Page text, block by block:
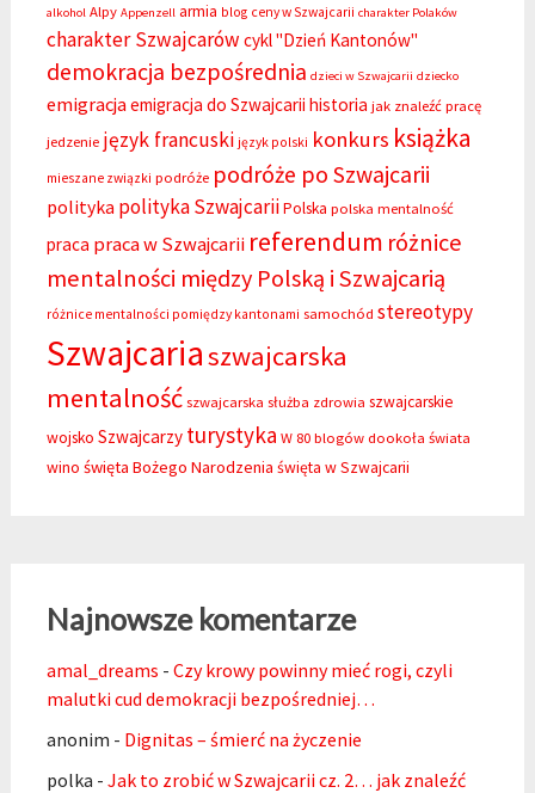
alkohol Alpy Appenzell armia blog ceny w Szwajcarii charakter Polaków
charakter Szwajcarów cykl "Dzień Kantonów"
demokracja bezpośrednia dzieci w Szwajcarii dziecko
emigracjaemigracja do Szwajcarii historia jak znaleźć pracę
jedzenie język francuski język polski konkurs książka
mieszane związki podróże podróże po Szwajcarii
polityka polityka SzwajcariiPolska polska mentalność
praca praca w Szwajcarii referendum różnice
mentalności między Polską i Szwajcarią
różnice mentalności pomiędzy kantonami samochód stereotypy
Szwajcariaszwajcarska
mentalność szwajcarska służba zdrowia szwajcarskie
wojsko Szwajcarzy turystyka W 80 blogów dookoła świata
wino święta Bożego Narodzenia święta w Szwajcarii
Najnowsze komentarze
amal_dreams - Czy krowy powinny mieć rogi, czyli
malutki cud demokracji bezpośredniej…
anonim - Dignitas – śmierć na życzenie
polka - Jak to zrobić w Szwajcarii cz. 2… jak znaleźć